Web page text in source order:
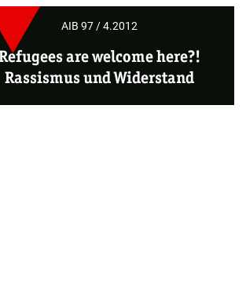
AIB 97 / 4.2012
are welcome here?!
Rassismus und Widerstand